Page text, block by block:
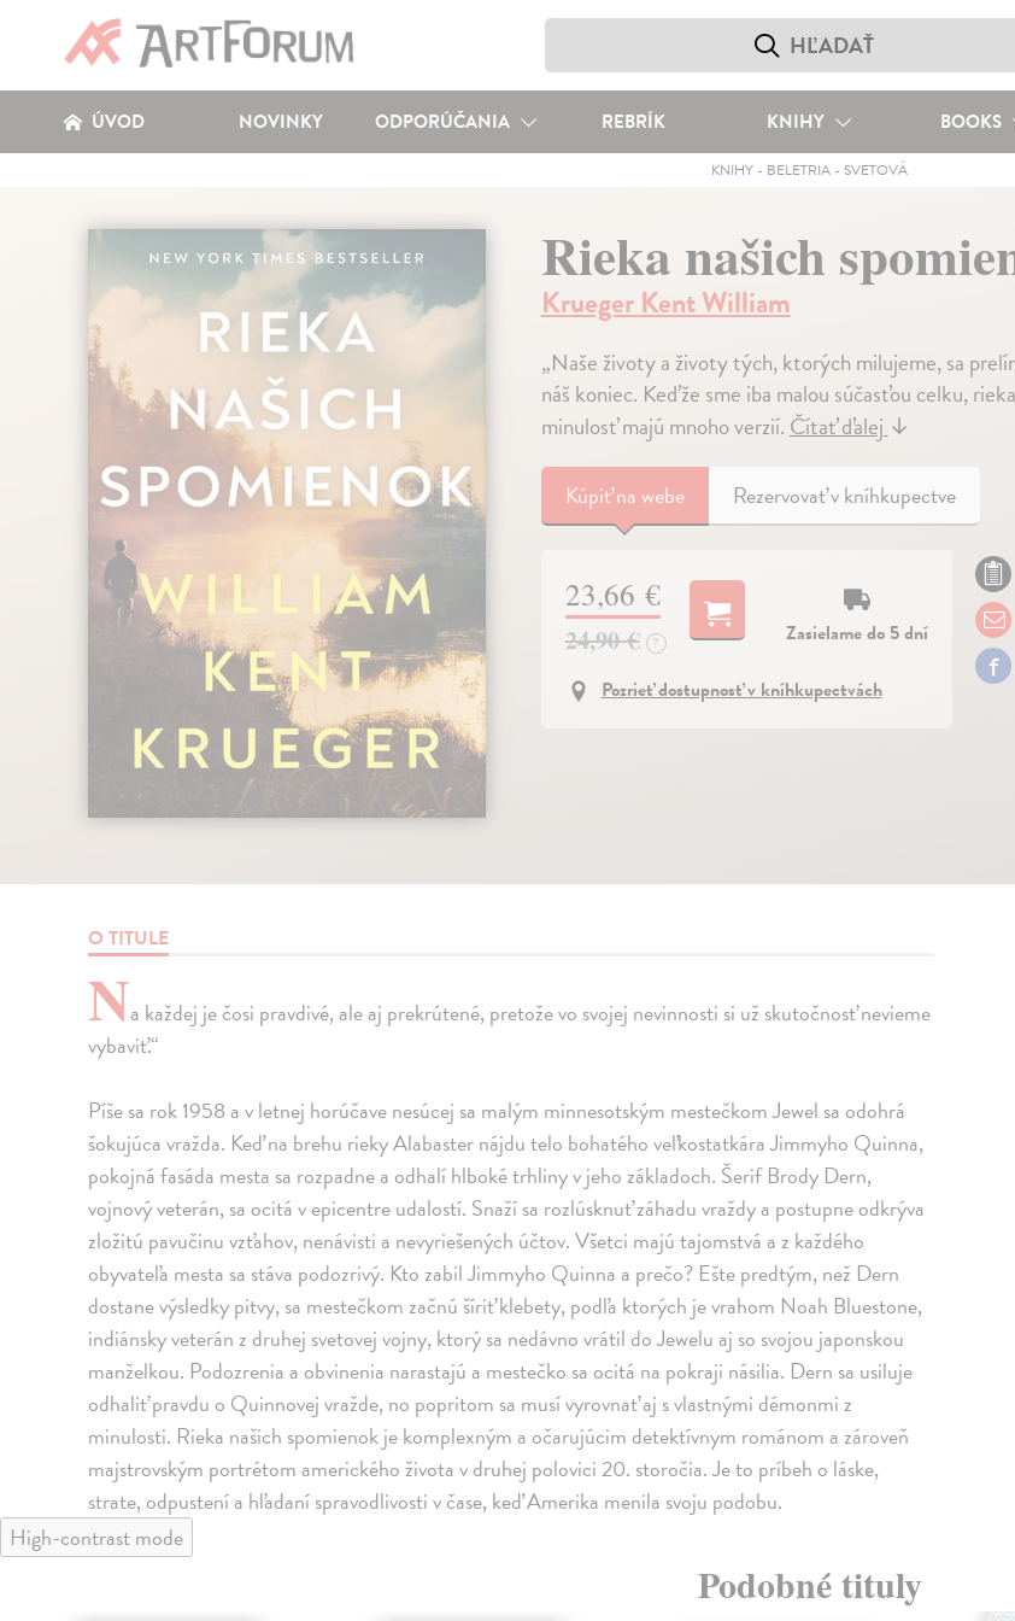
ÚVOD NOVINKY ODPORÚČANIA REBRÍK KNIHY BOOKS
KNIHY - BELETRIA - SVETOVÁ
Rieka našich
Krueger Kent William
„Naše životy a životy tých, ktorých milujeme, sa
náš koniec. Keďže sme iba malou súčasťou celku,
minulosť majú mnoho verzií.Čítať ďalej↓
Kúpiťna webe Rezervovať v kníhkupectve
23,66 €
24,90 € ?
Zasielame do 5 dní
Pozrieť dostupnosť v kníhkupectvách
O TITULE
Na každej je čosi pravdivé, ale aj prekrútené, pretože vo svojej nevinnosti si už skutočnosť nevieme
vybaviť.“
Píše sa rok 1958 a v letnej horúčave nesúcej sa malým minnesotským mestečkom Jewel sa odohrá
šokujúca vražda. Keď na brehu rieky Alabaster nájdu telo bohatého veľkostatkára Jimmyho Quinna,
pokojná fasáda mesta sa rozpadne a odhalí hlboké trhliny v jeho základoch. Šerif Brody Dern,
vojnový veterán, sa ocitá v epicentre udalostí. Snaží sa rozlúsknuť záhadu vraždy a postupne odkrýva
zložitú pavučinu vzťahov, nenávisti a nevyriešených účtov. Všetci majú tajomstvá a z každého
obyvateľa mesta sa stáva podozrivý. Kto zabil Jimmyho Quinna a prečo? Ešte predtým, než Dern
dostane výsledky pitvy, sa mestečkom začnú šíriť klebety, podľa ktorých je vrahom Noah Bluestone,
indiánsky veterán z druhej svetovej vojny, ktorý sa nedávno vrátil do Jewelu aj so svojou japonskou
manželkou. Podozrenia a obvinenia narastajú a mestečko sa ocitá na pokraji násilia. Dern sa usiluje
odhaliť pravdu o Quinnovej vražde, no popritom sa musí vyrovnať aj s vlastnými démonmi z
minulosti. Rieka našich spomienok je komplexným a očarujúcim detektívnym románom a zároveň
majstrovským portrétom amerického života v druhej polovici 20. storočia. Je to príbeh o láske,
strate, odpustení a hľadaní spravodlivosti v čase, keď Amerika menila svoju podobu.
High-contrast mode
Podobné tituly